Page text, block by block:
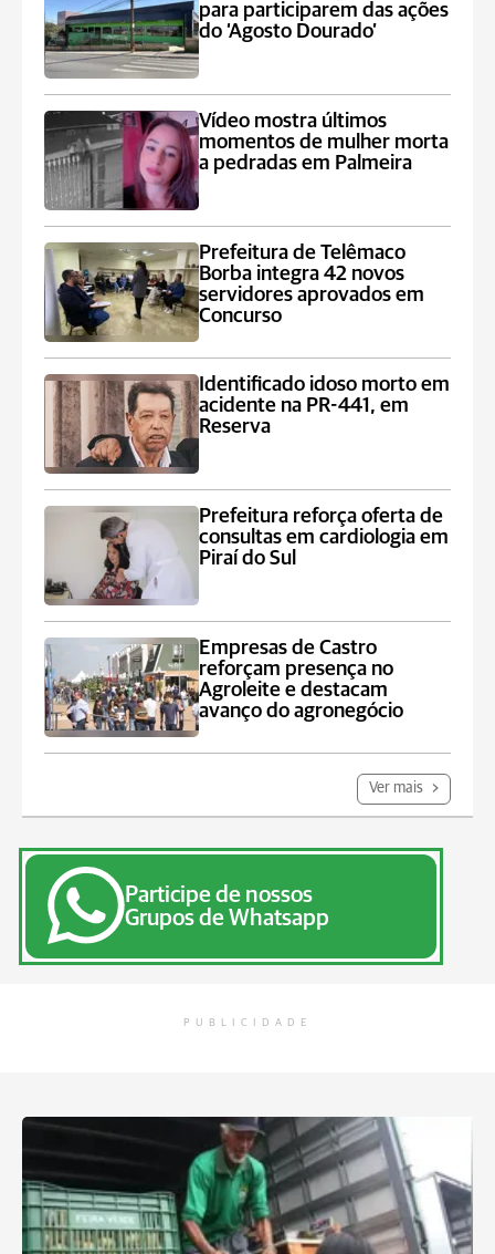
para participarem das ações
do ‘Agosto Dourado’
Vídeo mostra últimos
momentos de mulher morta
a pedradas em Palmeira
Prefeitura de Telêmaco
Borba integra 42 novos
servidores aprovados em
Concurso
Identificado idoso morto em
acidente na PR-441, em
Reserva
Prefeitura reforça oferta de
consultas em cardiologia em
Piraí do Sul
Empresas de Castro
reforçam presença no
Agroleite e destacam
avanço do agronegócio
Ver mais
Participe de nossos
Grupos de Whatsapp
PUBLICIDADE